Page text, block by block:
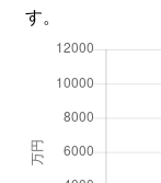
す。